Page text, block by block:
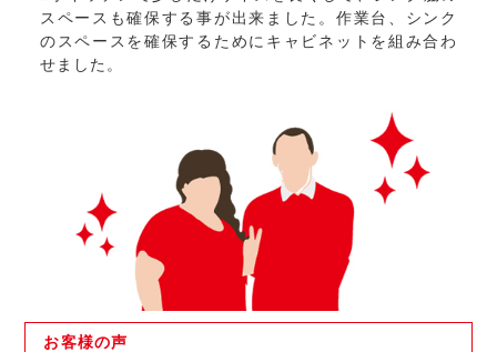
スペースも確保する事が出来ました。作業台、シンク
のスペースを確保するためにキャビネットを組み合わ
せました。
お客様の声